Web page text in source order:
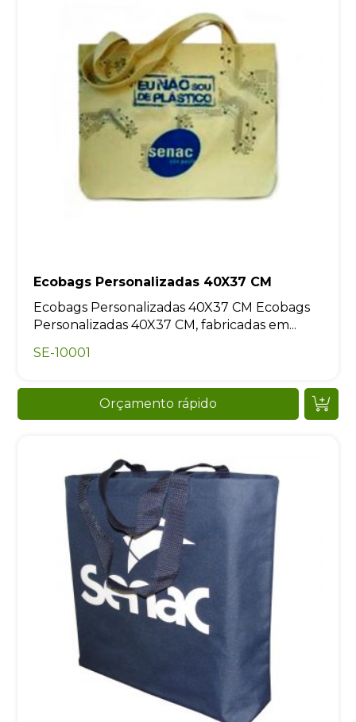
Ecobags Personalizadas 40X37 CM
Ecobags Personalizadas 40X37 CM Ecobags
Personalizadas 40X37 CM, fabricadas em...
SE-10001
Orçamento rápido